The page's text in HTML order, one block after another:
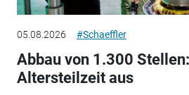
05.08.2026 #Schaeffler
Abbau von 1.300
Altersteilzeit aus